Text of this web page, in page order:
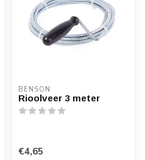
BENSON
Rioolveer 3 meter
€4,65